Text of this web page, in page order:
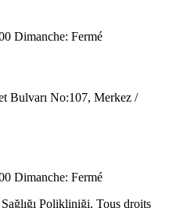
Dimanche: Fermé
Bulvarı No:107, Merkez /
Dimanche: Fermé
Polikliniği. Tous droits